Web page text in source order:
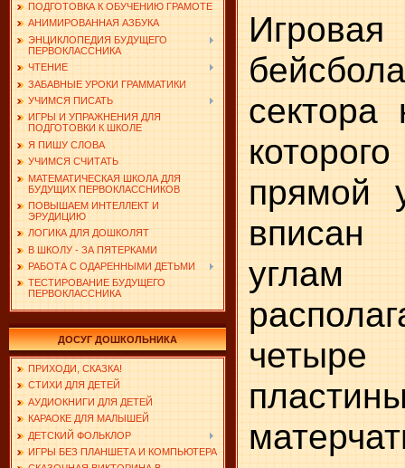
ПОДГОТОВКА К ОБУЧЕНИЮ ГРАМОТЕ
АНИМИРОВАННАЯ АЗБУКА
ЭНЦИКЛОПЕДИЯ БУДУЩЕГО
ПЕРВОКЛАССНИКА
ЧТЕНИЕ
ЗАБАВНЫЕ УРОКИ ГРАММАТИКИ
УЧИМСЯ ПИСАТЬ
ИГРЫ И УПРАЖНЕНИЯ ДЛЯ
ПОДГОТОВКИ К ШКОЛЕ
Я ПИШУ СЛОВА
УЧИМСЯ СЧИТАТЬ
МАТЕМАТИЧЕСКАЯ ШКОЛА ДЛЯ
БУДУЩИХ ПЕРВОКЛАССНИКОВ
ПОВЫШАЕМ ИНТЕЛЛЕКТ И
ЭРУДИЦИЮ
ЛОГИКА ДЛЯ ДОШКОЛЯТ
В ШКОЛУ - ЗА ПЯТЕРКАМИ
РАБОТА С ОДАРЕННЫМИ ДЕТЬМИ
ТЕСТИРОВАНИЕ БУДУЩЕГО
ПЕРВОКЛАССНИКА
ДОСУГ ДОШКОЛЬНИКА
ПРИХОДИ, СКАЗКА!
СТИХИ ДЛЯ ДЕТЕЙ
АУДИОКНИГИ ДЛЯ ДЕТЕЙ
КАРАОКЕ ДЛЯ МАЛЫШЕЙ
ДЕТСКИЙ ФОЛЬКЛОР
ИГРЫ БЕЗ ПЛАНШЕТА И КОМПЬЮТЕРА
сектора
прямой